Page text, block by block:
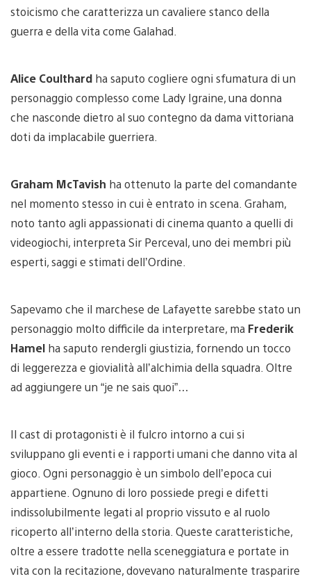
stoicismo che caratterizza un cavaliere stanco della
guerra e della vita come Galahad.
Alice Coulthard ha saputo cogliere ogni sfumatura di un
personaggio complesso come Lady Igraine, una donna
che nasconde dietro al suo contegno da dama vittoriana
doti da implacabile guerriera.
Graham McTavish ha ottenuto la parte del comandante
nel momento stesso in cui è entrato in scena. Graham,
noto tanto agli appassionati di cinema quanto a quelli di
videogiochi, interpreta Sir Perceval, uno dei membri più
esperti, saggi e stimati dell’Ordine.
Sapevamo che il marchese de Lafayette sarebbe stato un
personaggio molto difficile da interpretare, ma Frederik
Hamel ha saputo rendergli giustizia, fornendo un tocco
di leggerezza e giovialità all’alchimia della squadra. Oltre
ad aggiungere un “je ne sais quoi”…
Il cast di protagonisti è il fulcro intorno a cui si
sviluppano gli eventi e i rapporti umani che danno vita al
gioco. Ogni personaggio è un simbolo dell’epoca cui
appartiene. Ognuno di loro possiede pregi e difetti
indissolubilmente legati al proprio vissuto e al ruolo
ricoperto all’interno della storia. Queste caratteristiche,
oltre a essere tradotte nella sceneggiatura e portate in
vita con la recitazione, dovevano naturalmente trasparire